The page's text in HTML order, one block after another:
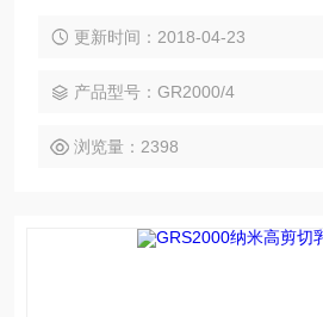
备可以适用于各种分散乳化工艺，也
的剪切力使得溶质转移速度增加，从
更新时间：2018-04-23
产品型号：GR2000/4
浏览量：2398